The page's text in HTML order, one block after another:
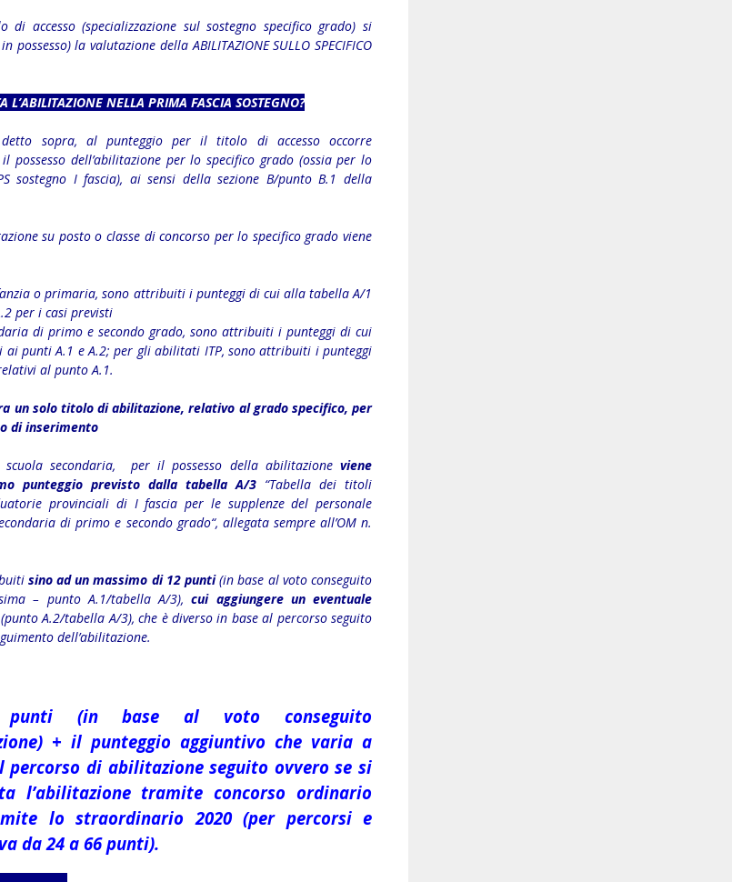
accesso (specializzazione sul sostegno specifico grado) si
possesso) la valutazione della ABILITAZIONE SULLO SPECIFICO
L’ABILITAZIONE NELLA PRIMA FASCIA SOSTEGNO?
detto sopra, al punteggio per il titolo di accesso occorre
possesso dell’abilitazione per lo specifico grado (ossia per lo
sostegno I fascia), ai sensi della sezione B/punto B.1 della
su posto o classe di concorso per lo specifico grado viene
o primaria, sono attribuiti i punteggi di cui alla tabella A/1
per i casi previsti
di primo e secondo grado, sono attribuiti i punteggi di cui
punti A.1 e A.2; per gli abilitati ITP, sono attribuiti i punteggi
al punto A.1.
un solo titolo di abilitazione, relativo al grado specifico, per
di inserimento
scuola secondaria, per il possesso della abilitazioneviene
punteggio previsto dalla tabella A/3 “Tabella dei titoli
provinciali di I fascia per le supplenze del personale
di primo e secondo grado“, allegata sempre all’OM n.
sino ad un massimo di 12 punti(in base al voto conseguito
– punto A.1/tabella A/3), cui aggiungere un eventuale
(punto A.2/tabella A/3), che è diverso in base al percorso seguito
dell’abilitazione.
(in base al voto conseguito
+ il punteggio aggiuntivo che varia a
percorso di abilitazione seguito ovvero se si
l’abilitazione tramite concorso ordinario
lo straordinario 2020 (per percorsi e
da 24 a 66 punti).